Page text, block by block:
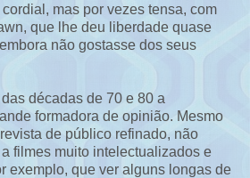
mas por vezes tensa, com
que lhe deu liberdade quase
não gostasse dos seus
décadas de 70 e 80 a
formadora de opinião. Mesmo
de público refinado, não
filmes muito intelectualizados e
exemplo, que ver alguns longas de